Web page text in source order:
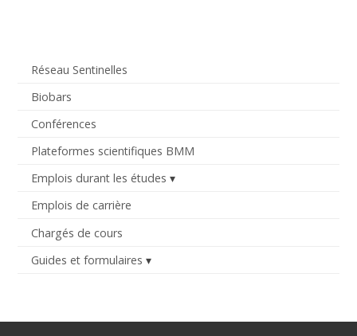
Réseau Sentinelles
Biobars
Conférences
Plateformes scientifiques BMM
Emplois durant les études
Emplois de carrière
Chargés de cours
Guides et formulaires